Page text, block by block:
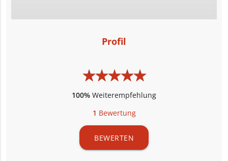
Profil
★★★★★
★★★★★
100% Weiterempfehlung
1 Bewertung
BEWERTEN